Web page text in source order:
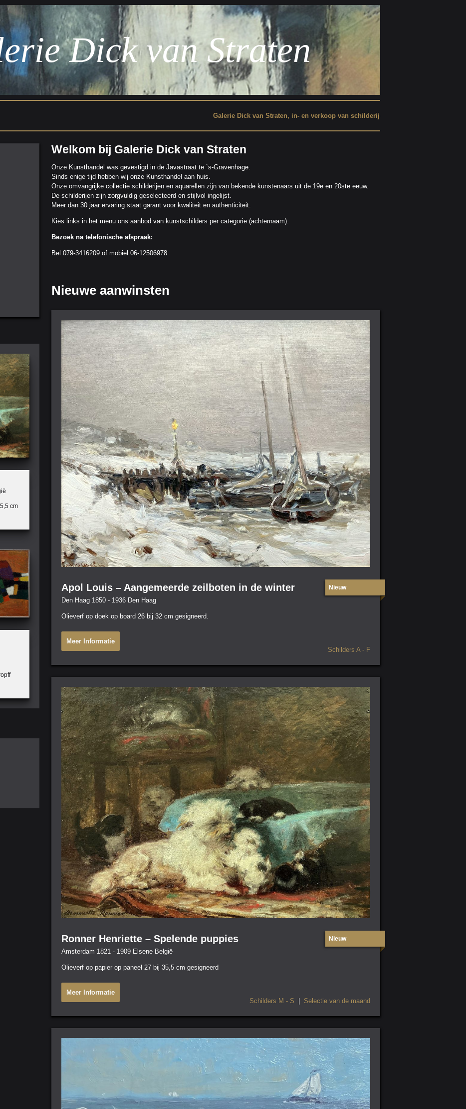
Dick van Straten
Galerie Dick van Straten, in- en verkoop van schilderijen uit de 19e en 20ste eeuw, ook het juiste
cm
Welkom bij Galerie Dick van Straten
Onze Kunsthandel was gevestigd in de Javastraat te `s-Gravenhage.
Sinds enige tijd hebben wij onze Kunsthandel aan huis.
Onze omvangrijke collectie schilderijen en aquarellen zijn van bekende kunstenaars uit de 19e en 20ste eeuw.
De schilderijen zijn zorgvuldig geselecteerd en stijlvol ingelijst.
Meer dan 30 jaar ervaring staat garant voor kwaliteit en authenticiteit.
Kies links in het menu ons aanbod van kunstschilders per categorie (achternaam).
Bezoek na telefonische afspraak:
Bel 079-3416209 of mobiel 06-12506978
Nieuwe aanwinsten
Nieuw
Apol Louis – Aangemeerde zeilboten in de winter
Den Haag 1850 - 1936 Den Haag
Olieverf op doek op board 26 bij 32 cm gesigneerd.
Meer Informatie
Schilders A - F
Nieuw
Ronner Henriette – Spelende puppies
Amsterdam 1821 - 1909 Elsene België
Olieverf op papier op paneel 27 bij 35,5 cm gesigneerd
Meer Informatie
Schilders M - S
Selectie van de maand